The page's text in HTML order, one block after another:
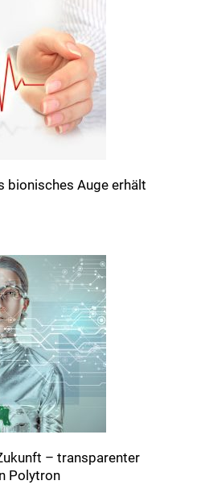
bionisches Auge erhält
– transparenter
Polytron